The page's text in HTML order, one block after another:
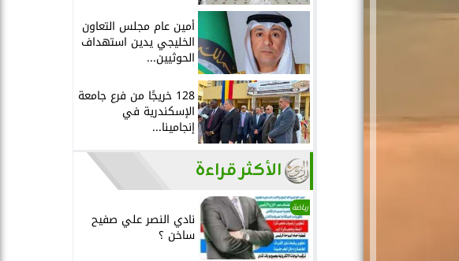
أمين عام مجلس التعاون
الخليجي يدين استهداف
الحوثيين...
128 خريجًا من فرع جامعة
الإسكندرية في
إنجامينا...
الأكثر قراءة
رياضة
نادي النصر علي صفيح
ساخن ؟